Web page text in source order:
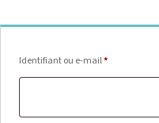
Identifiant ou e-mail*Obligatoire